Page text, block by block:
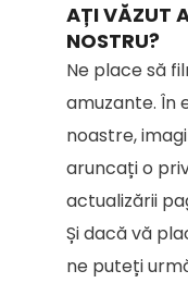
AȚI VĂZUT
NOSTRU?
Ne place să
amuzante. În
noastre,
aruncați o
actualizării
Și dacă vă
ne puteți